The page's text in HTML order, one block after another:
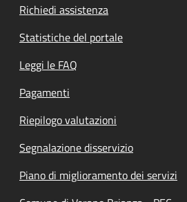
Richiedi assistenza
Statistiche del portale
Leggi le FAQ
Pagamenti
Riepilogo valutazioni
Segnalazione disservizio
Piano di miglioramento dei servizi